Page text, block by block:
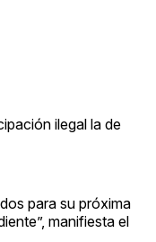
ilegal la de
para su próxima
manifiesta el